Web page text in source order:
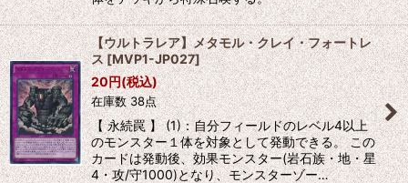
【ウルトラレア】メタモル・クレイ・フォートレ
ス [MVP1-JP027]
20円(税込)
在庫数 38点
【 永続罠 】 (1)：自分フィールドのレベル4以上
のモンスター１体を対象として発動できる。 この
カードは発動後、効果モンスター(岩石族・地・星
4・攻/守1000)となり、モンスターゾー…